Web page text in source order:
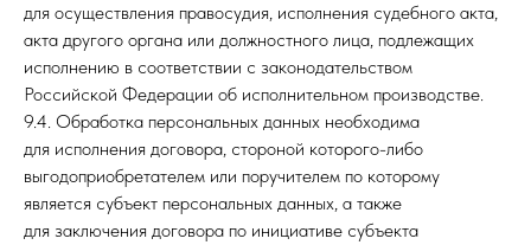
для осуществления правосудия, исполнения судебного акта,
акта другого органа или должностного лица, подлежащих
исполнению в соответствии с законодательством
Российской Федерации об исполнительном производстве.
9.4. Обработка персональных данных необходима
для исполнения договора, стороной которого-либо
выгодоприобретателем или поручителем по которому
является субъект персональных данных, а также
для заключения договора по инициативе субъекта